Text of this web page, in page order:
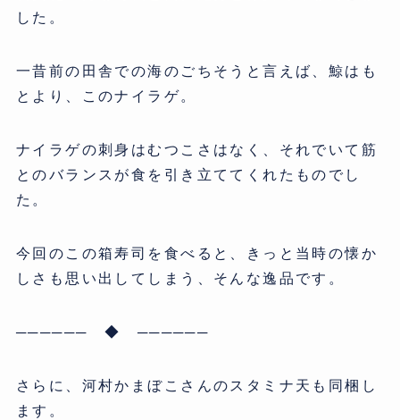
した。
一昔前の田舎での海のごちそうと言えば、鯨はも
とより、このナイラゲ。
ナイラゲの刺身はむつこさはなく、それでいて筋
とのバランスが食を引き立ててくれたものでし
た。
今回のこの箱寿司を食べると、きっと当時の懐か
しさも思い出してしまう、そんな逸品です。
────── ◆ ──────
さらに、河村かまぼこさんのスタミナ天も同梱し
ます。